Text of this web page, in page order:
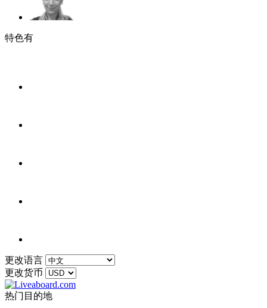
特色有
更改语言
更改货币
热门目的地